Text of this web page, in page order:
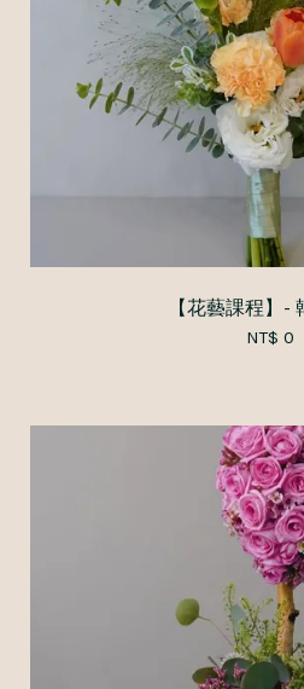
【花藝課程】-
NT$ 0